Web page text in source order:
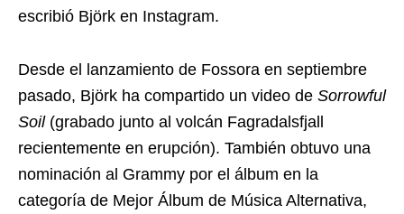
escribió Björk en Instagram.
Desde el lanzamiento de Fossora en septiembre
pasado, Björk ha compartido un video de Sorrowful
Soil(grabado junto al volcán Fagradalsfjall
recientemente en erupción). También obtuvo una
nominación al Grammy por el álbum en la
categoría de Mejor Álbum de Música Alternativa,